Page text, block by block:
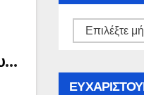
Αρθρα
μήνα…